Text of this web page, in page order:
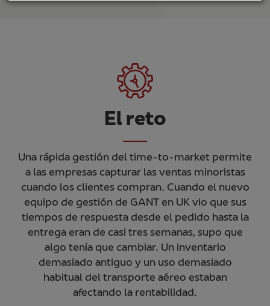
El reto
Una rápida gestión del time-to-market permite
a las empresas capturar las ventas minoristas
cuando los clientes compran. Cuando el nuevo
equipo de gestión de GANT en UK vio que sus
tiempos de respuesta desde el pedido hasta la
entrega eran de casi tres semanas, supo que
algo tenía que cambiar. Un inventario
demasiado antiguo y un uso demasiado
habitual del transporte aéreo estaban
afectando la rentabilidad.